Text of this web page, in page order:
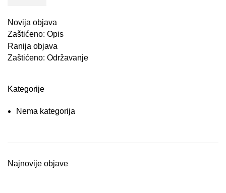
Novija objava
Zaštićeno: Opis
Ranija objava
Zaštićeno: Održavanje
Kategorije
Nema kategorija
Najnovije objave